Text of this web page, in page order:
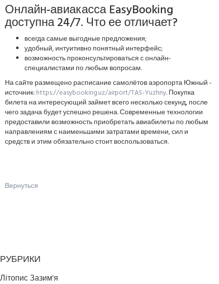
Онлайн-авиакасса EasyBooking
доступна 24/7. Что ее отличает?
всегда самые выгодные предложения;
удобный, интуитивно понятный интерфейс;
возможность проконсультироваться с онлайн-
специалистами по любым вопросам.
На сайте размещено расписание самолётов аэропорта Южный -
источник: https://easybooking.uz/airport/TAS-Yuzhny. Покупка
билета на интересующий займет всего несколько секунд, после
чего задача будет успешно решена. Современные технологии
предоставили возможность приобретать авиабилеты по любым
направлениям с наименьшими затратами времени, сил и
средств и этим обязательно стоит воспользоваться.
Вернуться
РУБРИКИ
Літопис Зазим'я